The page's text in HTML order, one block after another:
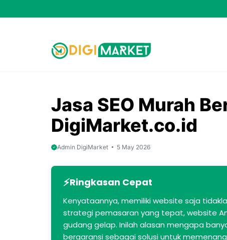
to
Jasa SEO Murah
DigiMarket.co.id
Admin DigiMarket 5 May 2026
Ringkasan Cepat
Kenyataannya, memiliki website saja
strategi pemasaran yang tepat, website
gudang gelap. Inilah alasan mengapa
bergaransi sebagai solusi untuk